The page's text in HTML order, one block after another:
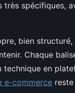
très spécifiques,
bien
Chaque
en
e-commerce